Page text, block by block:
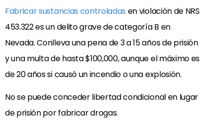
Fabricar sustancias controladas en violación de NRS
453.322 es un delito grave de categoría B en
Nevada. Conlleva una pena de 3 a 15 años de prisión
y una multa de hasta $100,000, aunque el máximo es
de 20 años si causó un incendio o una explosión.
No se puede conceder libertad condicional en lugar
de prisión por fabricar drogas.